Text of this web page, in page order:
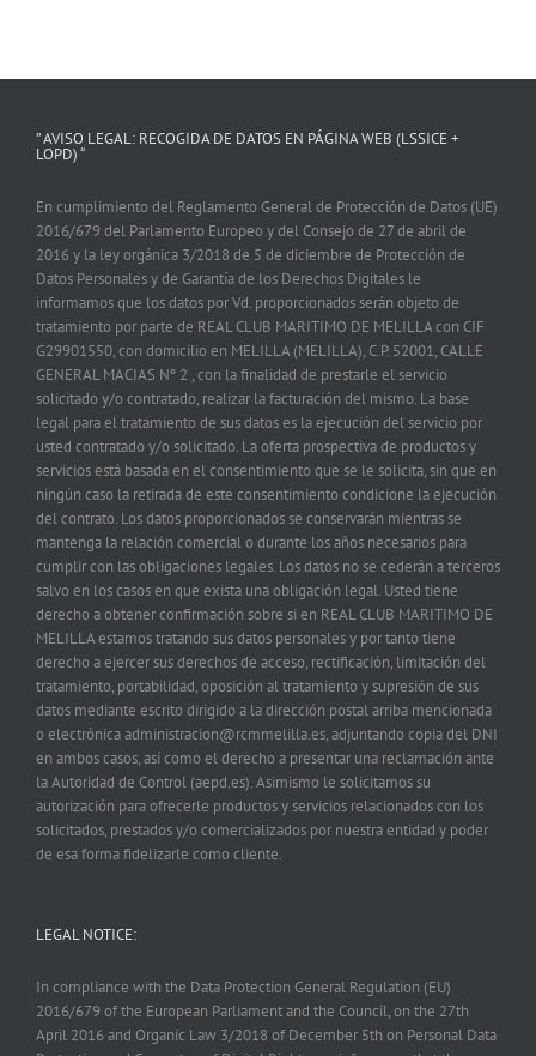
” AVISO LEGAL: RECOGIDA DE DATOS EN PÁGINA WEB (LSSICE +
LOPD) “
En cumplimiento del Reglamento General de Protección de Datos (UE)
2016/679 del Parlamento Europeo y del Consejo de 27 de abril de
2016 y la ley orgánica 3/2018 de 5 de diciembre de Protección de
Datos Personales y de Garantía de los Derechos Digitales le
informamos que los datos por Vd. proporcionados serán objeto de
tratamiento por parte de REAL CLUB MARITIMO DE MELILLA con CIF
G29901550, con domicilio en MELILLA (MELILLA), C.P. 52001, CALLE
GENERAL MACIAS Nº 2 , con la finalidad de prestarle el servicio
solicitado y/o contratado, realizar la facturación del mismo. La base
legal para el tratamiento de sus datos es la ejecución del servicio por
usted contratado y/o solicitado. La oferta prospectiva de productos y
servicios está basada en el consentimiento que se le solicita, sin que en
ningún caso la retirada de este consentimiento condicione la ejecución
del contrato. Los datos proporcionados se conservarán mientras se
mantenga la relación comercial o durante los años necesarios para
cumplir con las obligaciones legales. Los datos no se cederán a terceros
salvo en los casos en que exista una obligación legal. Usted tiene
derecho a obtener confirmación sobre si en REAL CLUB MARITIMO DE
MELILLA estamos tratando sus datos personales y por tanto tiene
derecho a ejercer sus derechos de acceso, rectificación, limitación del
tratamiento, portabilidad, oposición al tratamiento y supresión de sus
datos mediante escrito dirigido a la dirección postal arriba mencionada
o electrónica administracion@rcmmelilla.es, adjuntando copia del DNI
en ambos casos, así como el derecho a presentar una reclamación ante
la Autoridad de Control (aepd.es). Asimismo le solicitamos su
autorización para ofrecerle productos y servicios relacionados con los
solicitados, prestados y/o comercializados por nuestra entidad y poder
de esa forma fidelizarle como cliente.
LEGAL NOTICE:
In compliance with the Data Protection General Regulation (EU)
2016/679 of the European Parliament and the Council, on the 27th
April 2016 and Organic Law 3/2018 of December 5th on Personal Data